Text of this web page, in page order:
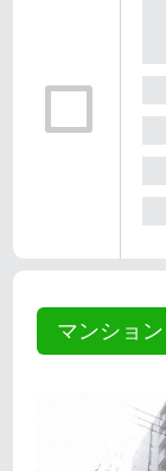
マンション